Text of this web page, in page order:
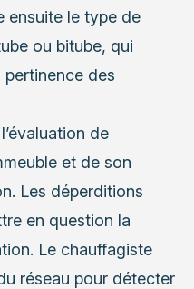
ensuite le type de
ou bitube, qui
des
de
et de son
Les déperditions
en question la
Le chauffagiste
réseau pour détecter